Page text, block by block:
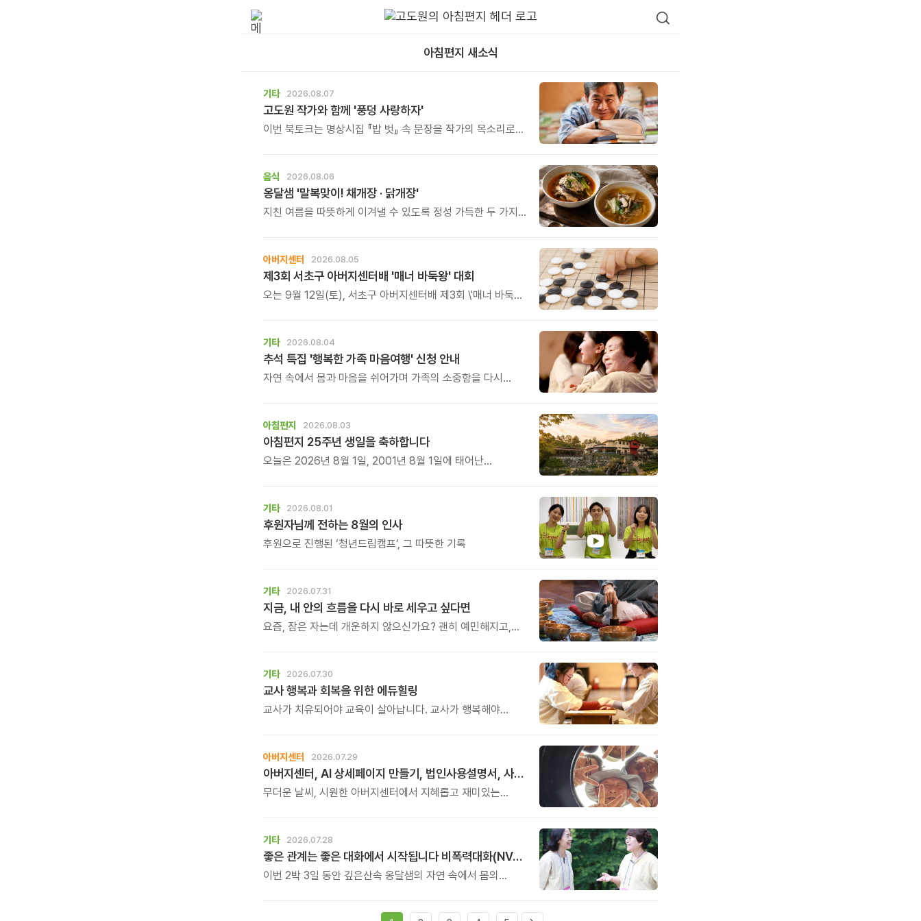
아침편지 새소식
기타 2026.08.07
고도원 작가와 함께 '풍덩 사랑하자'
이번 북토크는 명상시집 『밥 벗』 속 문장을 작가의 목소리로
음식 2026.08.06
옹달샘 '말복맞이! 채개장 · 닭개장'
지친 여름을 따뜻하게 이겨낼 수 있도록 정성 가득한 두 가지
아버지센터 2026.08.05
제3회 서초구 아버지센터배 '매너 바둑왕' 대회
오는 9월 12일(토), 서초구 아버지센터배 제3회 \'매너 바둑왕\'
기타 2026.08.04
추석 특집 '행복한 가족 마음여행' 신청 안내
자연 속에서 몸과 마음을 쉬어가며 가족의 소중함을 다시
아침편지 2026.08.03
아침편지 25주년 생일을 축하합니다
오늘은 2026년 8월 1일, 2001년 8월 1일에 태어난
기타 2026.08.01
후원자님께 전하는 8월의 인사
후원으로 진행된 ‘청년드림캠프’, 그 따뜻한 기록
기타 2026.07.31
지금, 내 안의 흐름을 다시 바로 세우고 싶다면
요즘, 잠은 자는데 개운하지 않으신가요? 괜히 예민해지고,
흐트러졌기 때문입니다.
기타 2026.07.30
교사 행복과 회복을 위한 에듀힐링
교사가 치유되어야 교육이 살아납니다. 교사가 행복해야
시간입니다. 누군가를 가르치기 위해 애써온 시간만큼, 이제는
자신을 위한 쉼과 치유의 시간을 선물해 보시기 바랍니다.
아버지센터 2026.07.29
아버지센터, AI 상세페이지 만들기, 법인사용설명서, 사진 일일특강, 숏츠 만들기 등 8월 프로그램 신청하세요
무더운 날씨, 시원한 아버지센터에서 지혜롭고 재미있는
기타 2026.07.28
좋은 관계는 좋은 대화에서 시작됩니다 비폭력대화(NVC) 2박 3일 워크숍
이번 2박 3일 동안 깊은산속 옹달샘의 자연 속에서 몸의
부부의 대화, 부모와 자녀의 대화, 직장과 공동체에서의 대화를